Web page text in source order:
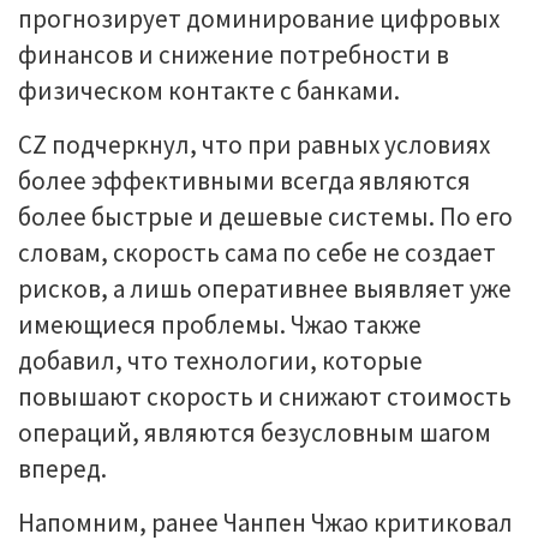
прогнозирует доминирование цифровых
финансов и снижение потребности в
физическом контакте с банками.
CZ подчеркнул, что при равных условиях
более эффективными всегда являются
более быстрые и дешевые системы. По его
словам, скорость сама по себе не создает
рисков, а лишь оперативнее выявляет уже
имеющиеся проблемы. Чжао также
добавил, что технологии, которые
повышают скорость и снижают стоимость
операций, являются безусловным шагом
вперед.
Напомним, ранее Чанпен Чжао критиковал